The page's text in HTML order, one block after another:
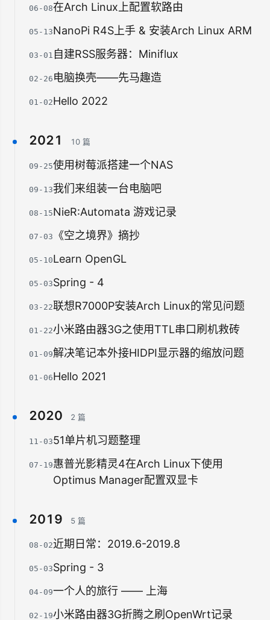
06-08在Arch Linux上配置软路由
05-13NanoPi R4S上手 & 安装Arch Linux ARM
03-01 自建RSS服务器：Miniflux
02-26 电脑换壳——先马趣造
01-02Hello 2022
2021 10 篇
09-25使用树莓派搭建一个NAS
09-13我们来组装一台电脑吧
08-15NieR:Automata 游戏记录
07-03 《空之境界》摘抄
05-10Learn OpenGL
05-03Spring - 4
03-22联想R7000P安装Arch Linux的常见问题
01-22小米路由器3G之使用TTL串口刷机救砖
01-09解决笔记本外接HIDPI显示器的缩放问题
01-06Hello 2021
2020 2 篇
11-0351单片机习题整理
07-19惠普光影精灵4在Arch Linux下使用
Optimus Manager配置双显卡
2019 5 篇
08-02近期日常：2019.6-2019.8
05-03Spring - 3
04-09一个人的旅行 —— 上海
02-19小米路由器3G折腾之刷OpenWrt记录